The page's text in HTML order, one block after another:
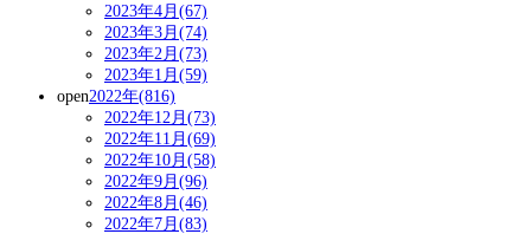
2023年4月(67)
2023年3月(74)
2023年2月(73)
2023年1月(59)
open2022年(816)
2022年12月(73)
2022年11月(69)
2022年10月(58)
2022年9月(96)
2022年8月(46)
2022年7月(83)